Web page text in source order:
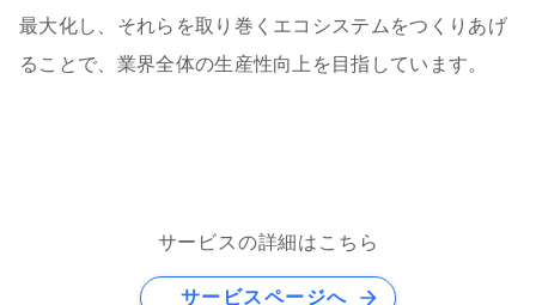
最大化し、それらを取り巻くエコシステムをつくりあげ
ることで、業界全体の生産性向上を目指しています。
サービスの詳細はこちら
サービスページへ